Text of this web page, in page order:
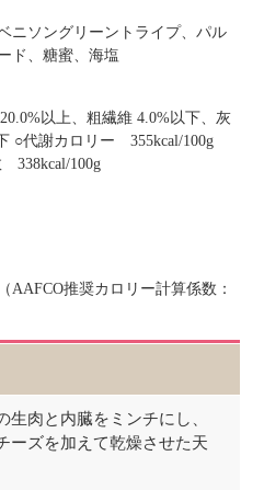
ニソングリーントライプ、パル
ド、糖蜜、海塩
以上、粗繊維 4.0%以下、灰
○代謝カロリー 355kcal/100g
338kcal/100g
AAFCO推奨カロリー計算係数：
生肉と内臓をミンチにし、
ーズを加えて乾燥させた天